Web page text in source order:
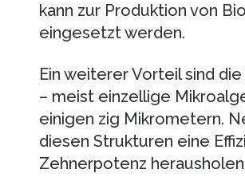
kann zur Produktion von
eingesetzt werden.
Ein weiterer Vorteil sind
– meist einzellige
einigen zig Mikrometern.
diesen Strukturen eine
Zehnerpotenz